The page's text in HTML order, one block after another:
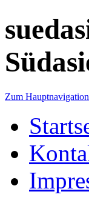
Zum Hauptnavigation